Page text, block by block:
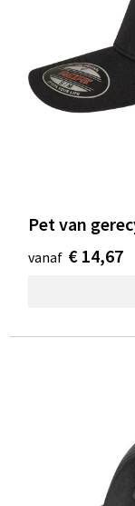
Pet van
vanaf € 14,67